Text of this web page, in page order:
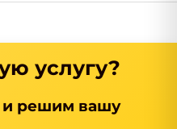
услугу?
и решим вашу